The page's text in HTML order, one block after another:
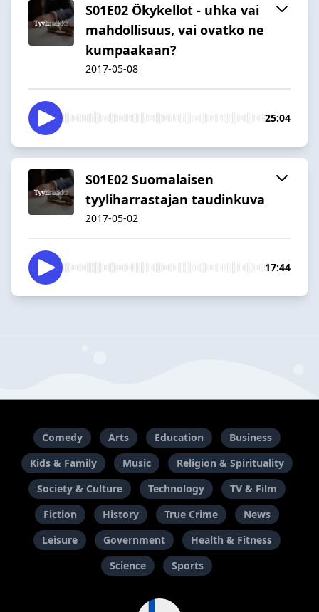
S01E02 Ökykellot - uhka vai
mahdollisuus, vai ovatko ne
kumpaakaan?
2017-05-08
25:04
S01E02 Suomalaisen
tyyliharrastajan taudinkuva
2017-05-02
17:44
Comedy Arts Education
Business
Kids & Family
Music
Religion & Spirituality
Society & Culture
Technology
TV & Film
Fiction
History True Crime
News
Leisure
Government
Health & Fitness
Science
Sports